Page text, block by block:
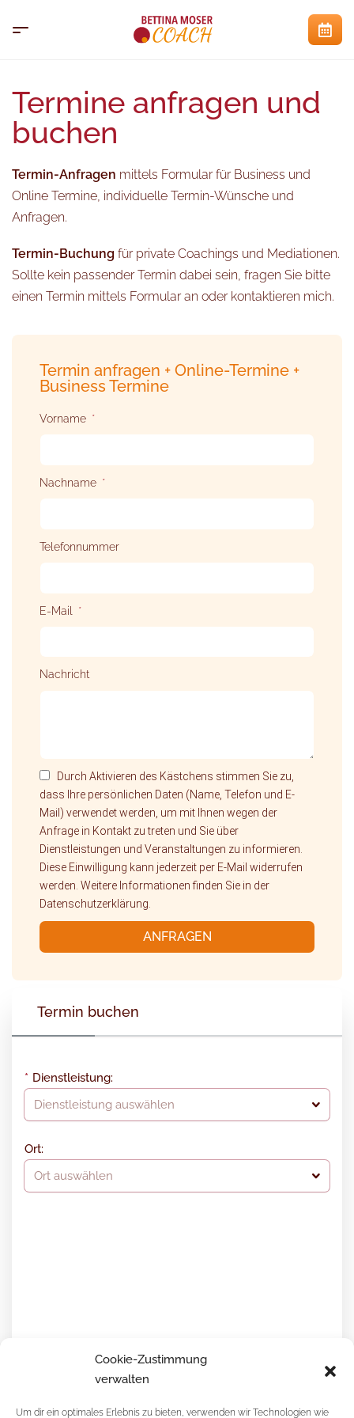
Cookie-Zustimmung
verwalten
Um dir ein optimales Erlebnis zu bieten, verwenden wir Technologien wie
Termine anfragen und
buchen
Termin-Anfragen mittels Formular für Business und
Online Termine, individuelle Termin-Wünsche und
Anfragen.
Termin-Buchung für private Coachings und Mediationen.
Sollte kein passender Termin dabei sein, fragen Sie bitte
einen Termin mittels Formular an oder kontaktieren mich.
Termin anfragen + Online-Termine +
Business Termine
Vorname
Nachname
Telefonnummer
E-Mail
Nachricht
Durch Aktivieren des Kästchens stimmen Sie zu,
dass Ihre persönlichen Daten (Name, Telefon und E-
Mail) verwendet werden, um mit Ihnen wegen der
Anfrage in Kontakt zu treten und Sie über
Dienstleistungen und Veranstaltungen zu informieren.
Diese Einwilligung kann jederzeit per E-Mail widerrufen
werden. Weitere Informationen finden Sie in der
Datenschutzerklärung.
ANFRAGEN
Termin buchen
Dienstleistung:
Dienstleistung auswählen
Ort:
Ort auswählen
WEITER